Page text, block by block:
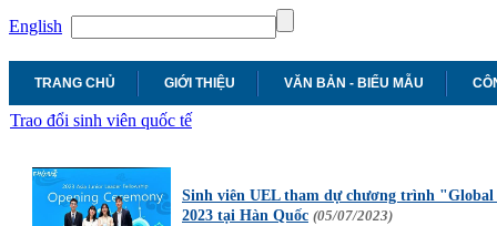
English
TRANG CHỦ GIỚI THIỆU VĂN BẢN - BIỂU MẪU
Trao đổi sinh viên quốc tế
Sinh viên UEL tham dự chương trình
2023 tại Hàn Quốc (05/07/2023)